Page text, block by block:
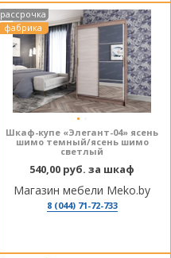
рассрочка
фабрика
Шкаф-купе «Элегант-04» ясень
шимо темный/ясень шимо
светлый
540,00 руб. за шкаф
Магазин мебели Meko.by
8 (044) 71-72-733